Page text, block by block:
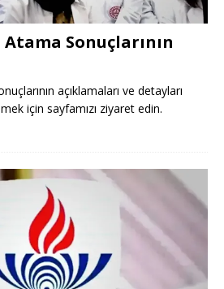
Sonuçlarının
açıklamaları ve detayları
için sayfamızı ziyaret edin.